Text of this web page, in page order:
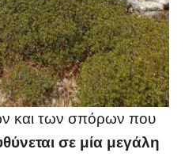
και των σπόρων που
σε μία μεγάλη